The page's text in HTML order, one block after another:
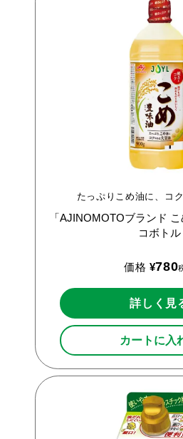
たっぷりこめ油に、コ
「AJINOMOTOブランド
コボトル
価格 ¥780
詳しく見
カートに入